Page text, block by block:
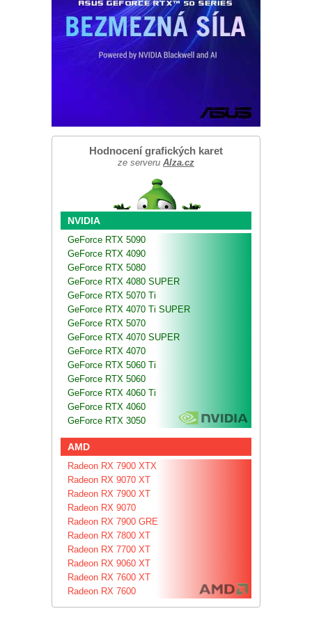
Hodnocení grafických karet
ze serveru Alza.cz
NVIDIA
GeForce RTX 5090
GeForce RTX 4090
GeForce RTX 5080
GeForce RTX 4080 SUPER
GeForce RTX 5070 Ti
GeForce RTX 4070 Ti SUPER
GeForce RTX 5070
GeForce RTX 4070 SUPER
GeForce RTX 4070
GeForce RTX 5060 Ti
GeForce RTX 5060
GeForce RTX 4060 Ti
GeForce RTX 4060
GeForce RTX 3050
AMD
Radeon RX 7900 XTX
Radeon RX 9070 XT
Radeon RX 7900 XT
Radeon RX 9070
Radeon RX 7900 GRE
Radeon RX 7800 XT
Radeon RX 7700 XT
Radeon RX 9060 XT
Radeon RX 7600 XT
Radeon RX 7600